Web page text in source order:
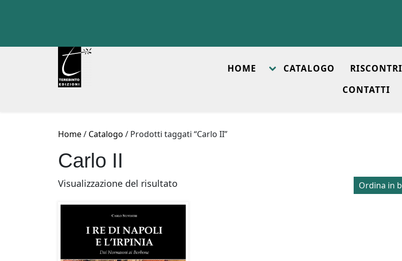
HOME CATALOGO RISCONTRI
CONTATTI
Home/ Catalogo / Prodotti taggati “Carlo II”
Carlo II
Visualizzazione del risultato